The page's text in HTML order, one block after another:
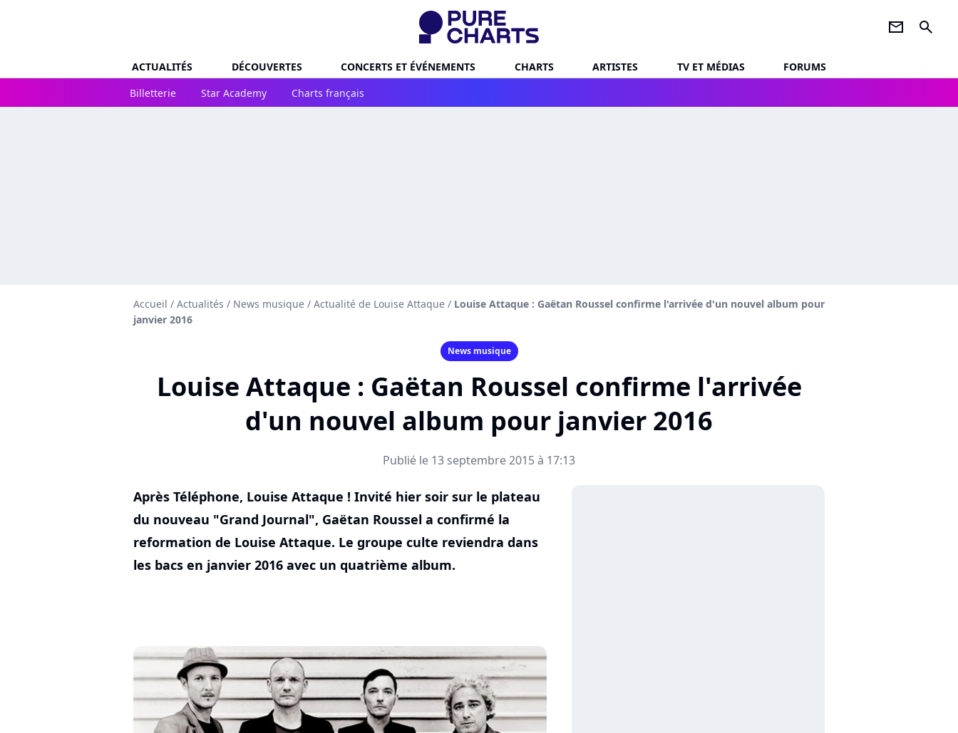
newsletter search
ACTUALITÉS DÉCOUVERTES CONCERTS ET ÉVÉNEMENTS CHARTS ARTISTES TV ET MÉDIAS
FORUMS
Billetterie
Star Academy Charts français
Accueil / Actualités / News musique / Actualité de Louise Attaque / Louise Attaque : Gaëtan Roussel confirme l'arrivée d'un nouvel album pour
janvier 2016
News musique
Louise Attaque : Gaëtan Roussel confirme l'arrivée
d'un nouvel album pour janvier 2016
Publié le 13 septembre 2015 à 17:13
Après Téléphone, Louise Attaque ! Invité hier soir sur le plateau
du nouveau "Grand Journal", Gaëtan Roussel a confirmé la
reformation de Louise Attaque. Le groupe culte reviendra dans
les bacs en janvier 2016 avec un quatrième album.